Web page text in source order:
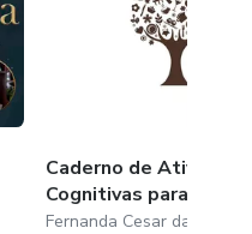
Caderno de Atividades
Cognitivas para Idosos
Fernanda Cesar da Silva